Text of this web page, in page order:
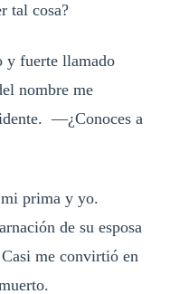
tal cosa?
fuerte llamado
nombre me
—¿Conoces a
prima y yo.
de su esposa
me convirtió en